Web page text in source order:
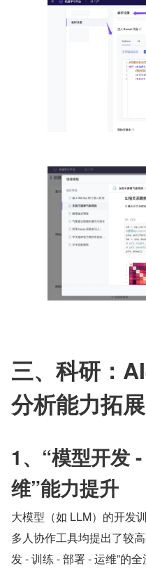
三、科研：
分析能力拓展
1、“模型开发
维”能力提升
大模型（如 LLM）的开发
多人协作工具均提出了较
发 - 训练 - 部署 - 运维”的